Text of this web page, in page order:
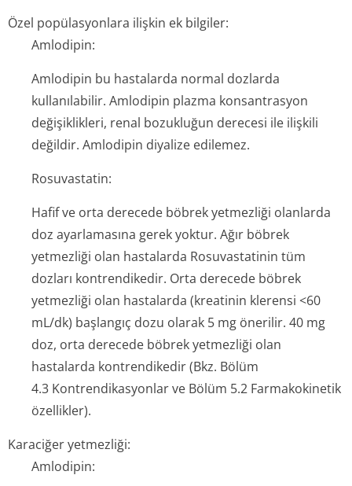
Özel popülasyonlara ilişkin ek bilgiler:
Amlodipin:
Amlodipin bu hastalarda normal dozlarda
kullanılabilir. Amlodipin plazma konsantrasyon
değişiklikleri, renal bozukluğun derecesi ile ilişkili
değildir. Amlodipin diyalize edilemez.
Rosuvastatin:
Hafif ve orta derecede böbrek yetmezliği olanlarda
doz ayarlamasına gerek yoktur. Ağır böbrek
yetmezliği olan hastalarda Rosuvastatinin tüm
dozları kontrendikedir. Orta derecede böbrek
yetmezliği olan hastalarda (kreatinin klerensi <60
mL/dk) başlangıç dozu olarak 5 mg önerilir. 40 mg
doz, orta derecede böbrek yetmezliği olan
hastalarda kontrendikedir (Bkz. Bölüm
4.3 Kontrendi­kasyonlar ve Bölüm 5.2 Farmakokinetik
özellikler).
Karaciğer yetmezliği:
Amlodipin: